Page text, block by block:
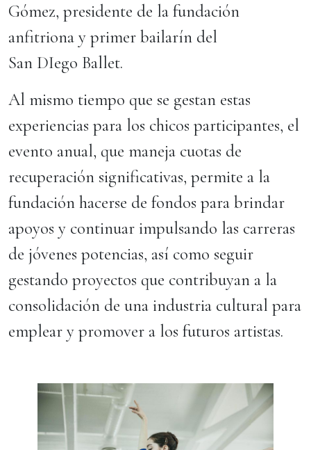
Gómez, presidente de la fundación
anfitriona y primer bailarín del
San DIego Ballet.
Al mismo tiempo que se gestan estas
experiencias para los chicos participantes, el
evento anual, que maneja cuotas de
recuperación significativas, permite a la
fundación hacerse de fondos para brindar
apoyos y continuar impulsando las carreras
de jóvenes potencias, así como seguir
gestando proyectos que contribuyan a la
consolidación de una industria cultural para
emplear y promover a los futuros artistas.